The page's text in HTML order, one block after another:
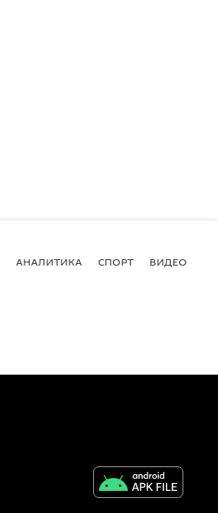
АНАЛИТИКА СПОРТ ВИДЕО